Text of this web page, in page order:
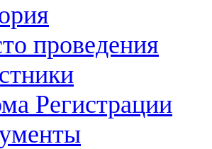
проведения
Регистрации